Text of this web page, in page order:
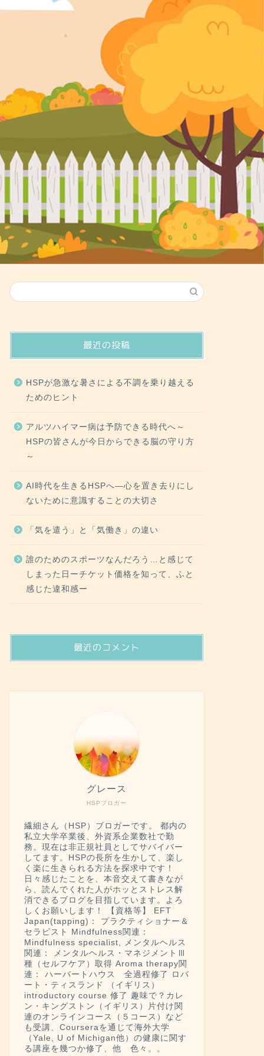
最近の投稿
HSPが急激な暑さによる不調を乗り越える
ためのヒント
アルツハイマー病は予防できる時代へ～
HSPの皆さんが今日からできる脳の守り方
～
AI時代を生きるHSPへ―心を置き去りにし
ないために意識することの大切さ
「気を遣う」と「気働き」の違い
誰のためのスポーツなんだろう…と感じて
しまった日ーチケット価格を知って、ふと
感じた違和感ー
最近のコメント
HSPブロガー
グレース
繊細さん（HSP）ブロガーです。 都内の
私立大学卒業後、外資系企業数社で勤
務。現在は非正規社員としてサバイバー
してます。HSPの長所を生かして、楽し
く楽に生きられる方法を探求中です！
日々感じたことを、本音交えて書きなが
ら、読んでくれた人がホッとストレス解
消できるブログを目指しています。よろ
しくお願いします！ 【資格等】 EFT
Japan(tapping)： プラクティショナー＆
セラピスト Mindfulness関連：
Mindfulness specialist, メンタルヘルス
関連： メンタルヘルス・マネジメントⅢ
種（セルフケア）取得 Aroma therapy関
連： ハーバートハウス 全過程修了 ロバ
ート・ティスランド （イギリス）
introductory course 修了 趣味で？カレ
ン・キングストン（イギリス）片付け関
連のオンラインコース（５コース）など
も受講、Courseraを通じて海外大学
（Yale, U of Michigan他）の健康に関す
る講座を幾つか修了、他 色々。。